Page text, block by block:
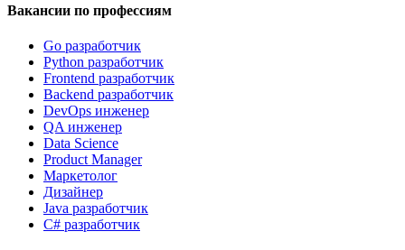
Вакансии по профессиям
Go разработчик
Python разработчик
Frontend разработчик
Backend разработчик
DevOps инженер
QA инженер
Data Science
Product Manager
Маркетолог
Дизайнер
Java разработчик
C# разработчик